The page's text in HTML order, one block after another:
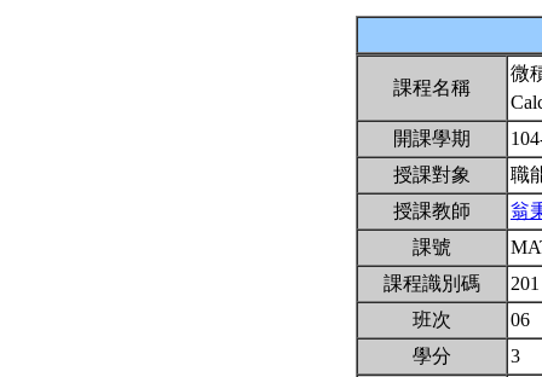
課程名稱
微
開課學期
授課對象
職
授課教師
翁
課號
課程識別碼
班次
06
學分
3